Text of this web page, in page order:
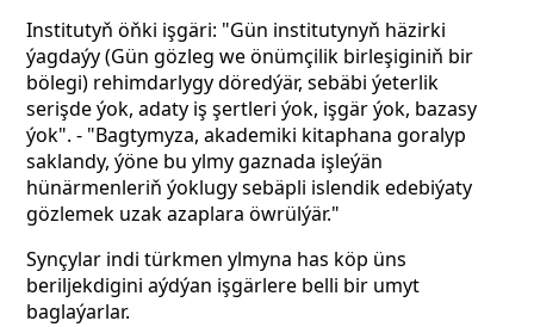
Institutyň öňki işgäri: "Gün institutynyň häzirki
ýagdaýy (Gün gözleg we önümçilik birleşiginiň bir
bölegi) rehimdarlygy döredýär, sebäbi ýeterlik
serişde ýok, adaty iş şertleri ýok, işgär ýok, bazasy
ýok". - "Bagtymyza, akademiki kitaphana goralyp
saklandy, ýöne bu ylmy gaznada işleýän
hünärmenleriň ýoklugy sebäpli islendik edebiýaty
gözlemek uzak azaplara öwrülýär."
Synçylar indi türkmen ylmyna has köp üns
beriljekdigini aýdýan işgärlere belli bir umyt
baglaýarlar.